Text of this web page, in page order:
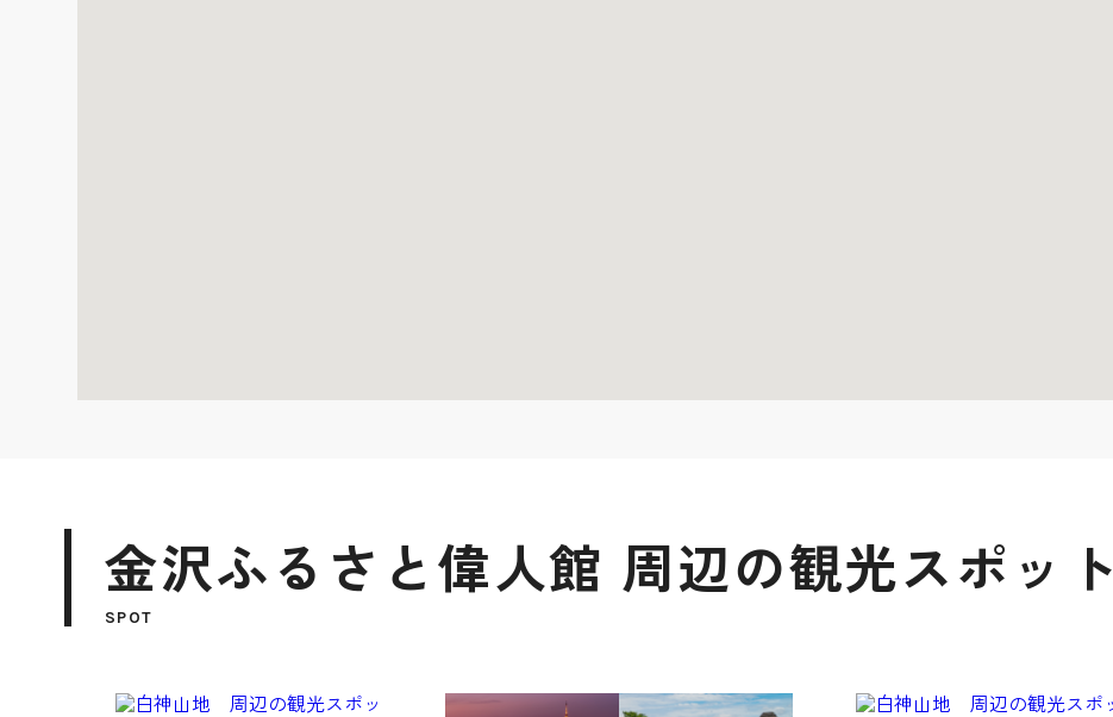
金沢ふるさと偉人館 周辺の観光スポット
SPOT